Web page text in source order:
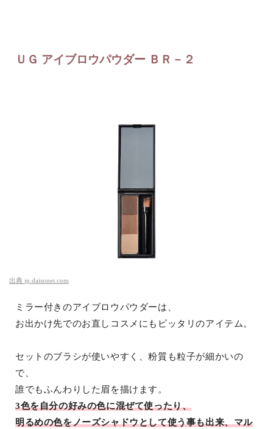
ＵＧ アイブロウパウダー ＢＲ－２
出典 jp.daisonet.com
ミラー付きのアイブロウパウダーは、
お出かけ先でのお直しコスメにもピッタリのアイテム。
セットのブラシが使いやすく、粉質も粒子が細かいの
で、
誰でもふんわりした眉を描けます。
3色を自分の好みの色に混ぜて使ったり、
明るめの色をノーズシャドウとして使う事も出来、マル